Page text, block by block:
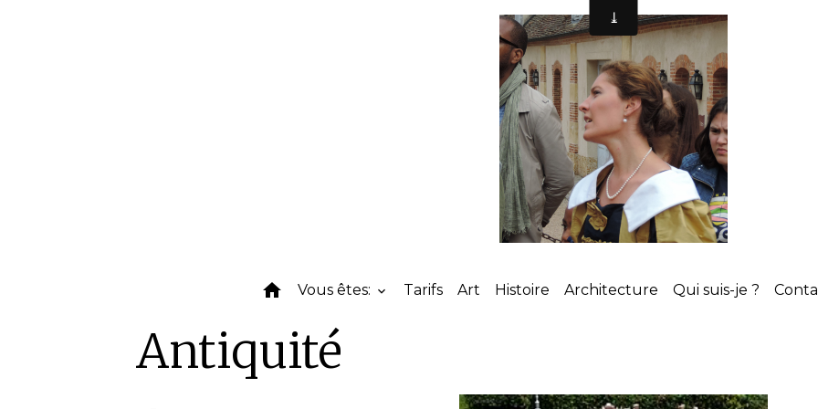
Vous êtes: Tarifs Art Histoire Architecture Qui suis-je ?
Antiquité